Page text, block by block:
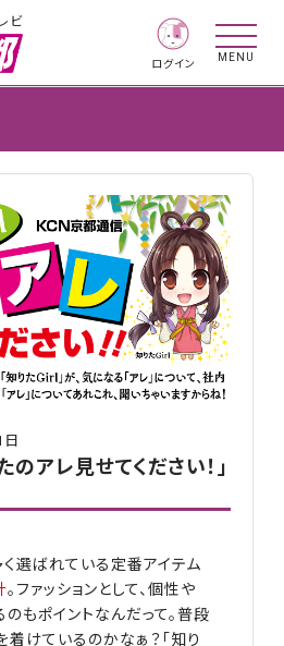
ビ
ログイン
MENU
アレ見せてください！」
選ばれている定番アイテム
。ファッションとして、個性や
のもポイントなんだって。普段
けているのかなぁ？「知り